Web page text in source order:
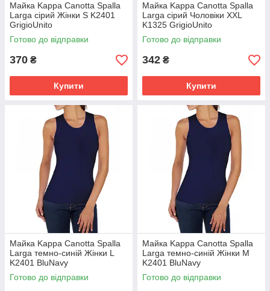
Майка Kappa Canotta Spalla
Larga сірий Жінки S K2401
GrigioUnito
Готово до відправки
370 ₴
Купити
Майка Kappa Canotta Spalla
Larga сірий Чоловіки XXL
K1325 GrigioUnito
Готово до відправки
342 ₴
Купити
Майка Kappa Canotta Spalla
Larga темно-синій Жінки L
K2401 BluNavy
Готово до відправки
Майка Kappa Canotta Spalla
Larga темно-синій Жінки M
K2401 BluNavy
Готово до відправки